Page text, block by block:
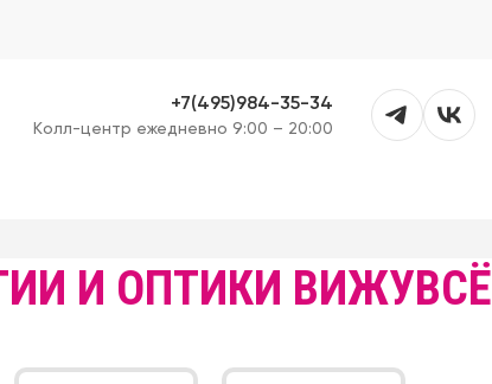
+7(495)984-35-34
Kолл-центр ежедневно 9:00 – 20:00
И ОПТИКИ ВИЖУВСЁ